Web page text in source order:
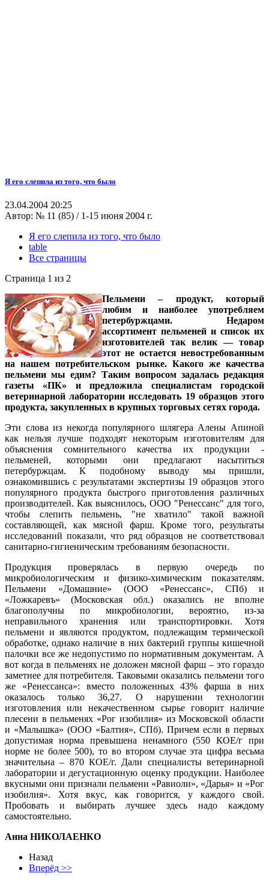
Я его слепила из того, что было
23.04.2004 20:25
Автор: № 11 (85) / 1-15 июня 2004 г.
Я его слепила из того, что было
table
Все страницы
Страница 1 из 2
Пельмени – продукт, который
любим и наиболее употребляем
петербуржцами. Недаром
ассортимент пельменей и список их
изготовителей так велик — товар
этот не остается невостребованным
на нашем потребительском рынке. Какого же качества
пельмени мы едим? Таким вопросом задалась редакция
газеты «ПК» и предложила специалистам городской
ветеринарной лаборатории исследовать 19 образцов этого
продукта, закупленных в крупных торговых сетях города.
Эти слова из некогда популярного шлягера Алены Апиной
как нельзя лучше подходят некоторым изготовителям для
объяснения сомнительного качества их продукции -
пельменей, которыми они предлагают насытиться
петербуржцам. К подобному выводу мы пришли,
ознакомившись с результатами экспертизы 19 образцов этого
популярного продукта быстрого приготовления различных
производителей. Как выяснилось, ООО "Ренессанс" для того,
чтобы слепить пельмень, "не хватило" такой важной
составляющей, как мясной фарш. Кроме того, результаты
исследований показали, что ряд образцов не соответствовал
санитарно-гигиеническим требованиям безопасности.
Продукция проверялась в первую очередь по
микробиологическим и физико-химическим показателям.
Пельмени «Домашние» (ООО «Ренессанс», СПб) и
«Ложкаревъ» (Московская обл.) оказались не вполне
благополучны по микробиологии, вероятно, из-за
неправильного хранения или транспортировки. Хотя
пельмени и являются продуктом, подлежащим термической
обработке, однако наличие в них бактерий группы кишечной
палочки все же недопустимо по нормативным документам. А
вот когда в пельменях не доложен мясной фарш – это гораздо
заметнее для потребителя. Таковыми оказались пельмени того
же «Ренессанса»: вместо положенных 43% фарша в них
оказалось только 36,27. О нарушении технологии
изготовления или некачественном сырье говорит наличие
плесени в пельменях «Рог изобилия» из Московской области
и «Малышка» (ООО «Балтия», СПб). Причем если в первых
допустимая норма превышена ненамного (550 КОЕ/г при
норме не более 500), то во втором случае эта цифра весьма
значительна – 870 КОЕ/г. Дали специалисты ветеринарной
лаборатории и дегустационную оценку продукции. Наиболее
вкусными они признали пельмени «Равиоли», «Дарья» и «Рог
изобилия». Хотя вкус, как говорится, у каждого свой.
Пробовать и выбирать лучшее здесь надо каждому
самостоятельно.
Анна НИКОЛАЕНКО
Назад
Вперёд >>